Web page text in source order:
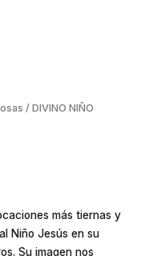
/ DIVINO NIÑO
más tiernas y
Niño Jesús en su
Su imagen nos